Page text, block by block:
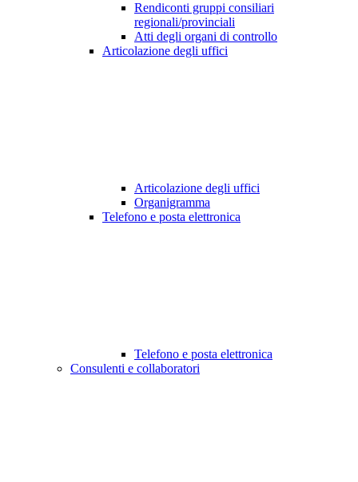
Rendiconti gruppi consiliari
regionali/provinciali
Atti degli organi di controllo
Articolazione degli uffici
Articolazione degli uffici
Organigramma
Telefono e posta elettronica
Telefono e posta elettronica
Consulenti e collaboratori